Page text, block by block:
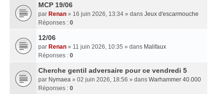
MCP 19/06
par Renan » 16 juin 2026, 13:34 » dans Jeux d'escarmouche
Réponses : 0
12/06
par Renan » 11 juin 2026, 10:35 » dans Malifaux
Réponses : 0
Cherche gentil adversaire pour ce vendredi 5
par Nymaea » 02 juin 2026, 18:56 » dans Warhammer 40.000
Réponses : 0